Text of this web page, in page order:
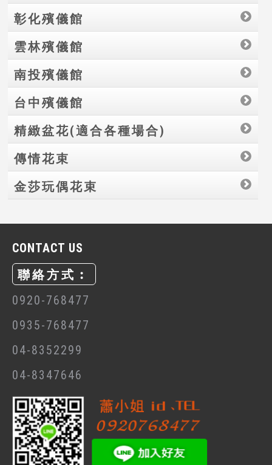
彰化殯儀館
雲林殯儀館
南投殯儀館
台中殯儀館
精緻盆花(適合各種場合)
傳情花束
金莎玩偶花束
CONTACT US
聯絡方式︰
0920-768477
0935-768477
04-8352299
04-8347646